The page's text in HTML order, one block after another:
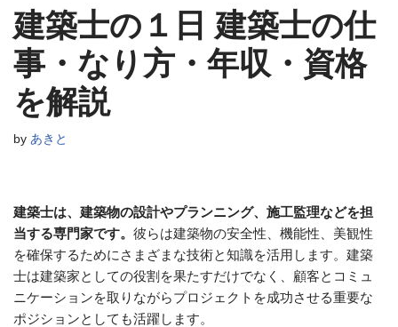
建築士の１日 建築士の仕
事・なり方・年収・資格
を解説
by あきと
建築士は、建築物の設計やプランニング、施工監理などを担
当する専門家です。 彼らは建築物の安全性、機能性、美観性
を確保するためにさまざまな技術と知識を活用します。建築
士は建築家としての役割を果たすだけでなく、顧客とコミュ
ニケーションを取りながらプロジェクトを成功させる重要な
ポジションとしても活躍します。